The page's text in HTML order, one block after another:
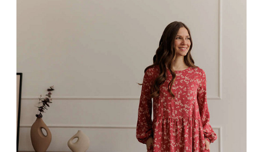
ШОУРУМ
+7 495 401 6950